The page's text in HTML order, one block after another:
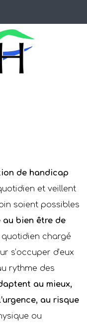
de handicap
et veillent
soient possibles
bien être de
quotidien chargé
s’occuper d’eux
rythme des
au mieux,
au risque
ou